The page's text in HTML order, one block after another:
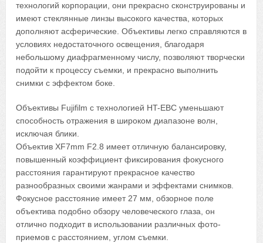
технологий корпорации, они прекрасно сконструированы и
имеют стеклянные линзы высокого качества, которых
дополняют асферические. Объективы легко справляются в
условиях недостаточного освещения, благодаря
небольшому диафрагменному числу, позволяют творчески
подойти к процессу съемки, и прекрасно выполнить
снимки с эффектом боке.
Объективы Fujifilm с технологией HT-EBC уменьшают
способность отражения в широком диапазоне волн,
исключая блики.
Объектив XF7mm F2.8 имеет отличную балансировку,
повышенный коэффициент фиксирования фокусного
расстояния гарантируют прекрасное качество
разнообразных своими жанрами и эффектами снимков.
Фокусное расстояние имеет 27 мм, обзорное поле
объектива подобно обзору человеческого глаза, он
отлично подходит в использовании различных фото-
приемов с расстоянием, углом съемки.